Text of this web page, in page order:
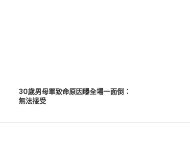
30歲男母單致命原因曝全場一面倒：
無法接受